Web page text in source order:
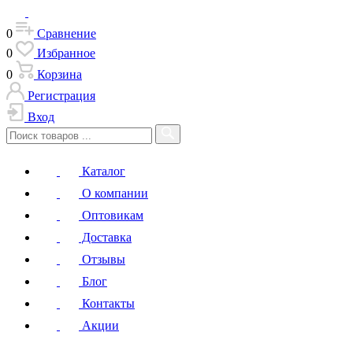
0
Сравнение
0
Избранное
0
Корзина
Регистрация
Вход
Каталог
О компании
Оптовикам
Доставка
Отзывы
Блог
Контакты
Акции